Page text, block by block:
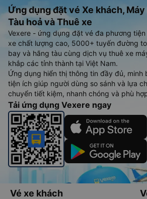
Ứng dụng đặt vé Xe khách, Máy
Tàu hoả và Thuê xe
Vexere - ứng dụng đặt vé đa phương
xe chất lượng cao, 5000+ tuyến đường
bay và hãng tàu cùng dịch vụ thuê xe
khắp các tỉnh thành tại Việt Nam.
Ứng dụng hiển thị thông tin đầy đủ, minh
tiện ích giúp người dùng so sánh và lựa
chuyển tiết kiệm, nhanh chóng và phù
Tải ứng dụng Vexere ngay
Vé xe khách